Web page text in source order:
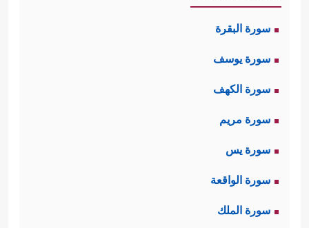
سورة البقرة
سورة يوسف
سورة الكهف
سورة مريم
سورة يس
سورة الواقعة
سورة الملك